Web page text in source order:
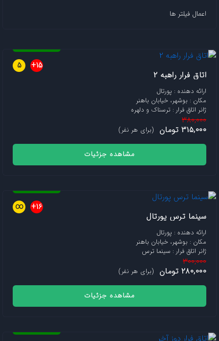
اعمال فیلتر ها
15+
5
اتاق فرار راهبه 2
ارائه دهنده : پورتال
مکان : بوشهر، خیابان باهنر
ژانر اتاق فرار : ترسناک و دلهره
380,000
315,000 تومان
(برای هر نفر)
مشاهده جزئیات
16+
∞
سینما ترس پورتال
ارائه دهنده : پورتال
مکان : بوشهر، خیابان باهنر
ژانر اتاق فرار : سینما ترس
300,000
280,000 تومان
(برای هر نفر)
مشاهده جزئیات